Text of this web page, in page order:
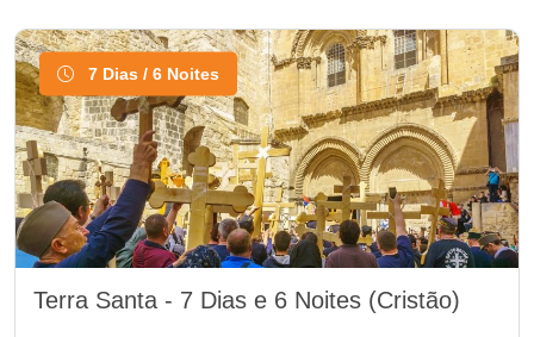
7 Dias / 6 Noites
Terra Santa - 7 Dias e 6 Noites (Cristão)